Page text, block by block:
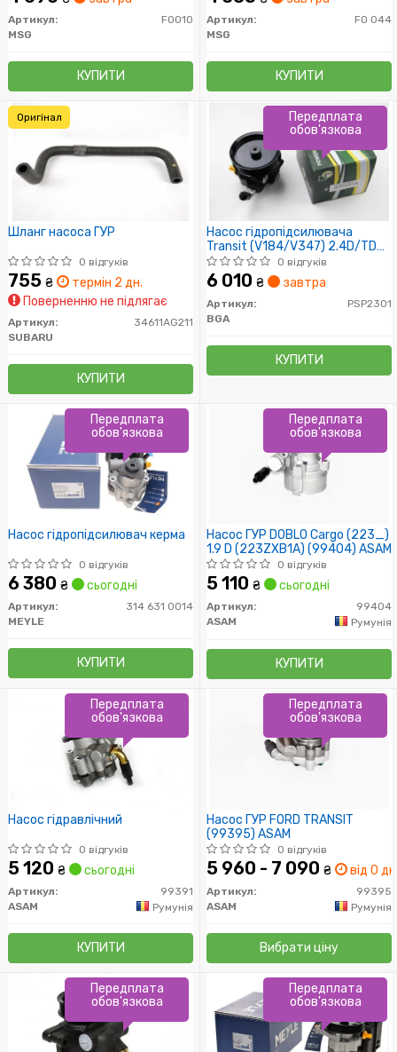
Артикул:
FO010
MSG
КУПИТИ
Артикул:
FO 044
MSG
КУПИТИ
Шланг насоса ГУР
0 відгуків
755 ₴
термін 2 дн.
Поверненню не підлягає
Артикул:
34611AG211
SUBARU
КУПИТИ
Оригінал
Насос гідропідсилювача
Transit (V184/V347) 2.4D/TDCi
00-
0 відгуків
6 010 ₴ завтра
Артикул:
PSP2301
BGA
КУПИТИ
Передплата
обов'язкова
Насос гідропідсилювач керма
0 відгуків
6 380 ₴ сьогодні
Артикул:
314 631 0014
MEYLE
КУПИТИ
Передплата
обов'язкова
Насос ГУР DOBLO Cargo (223_)
1.9 D (223ZXB1A) (99404) ASAM
0 відгуків
5 110 ₴ сьогодні
Артикул:
99404
ASAM
Румунія
КУПИТИ
Передплата
обов'язкова
Насос гідравлічний
0 відгуків
5 120 ₴ сьогодні
Артикул:
99391
ASAM
Румунія
КУПИТИ
Передплата
обов'язкова
Насос ГУР FORD TRANSIT
(99395) ASAM
0 відгуків
5 960 - 7 090 ₴ від 0
Артикул:
99395
ASAM
Румунія
Вибрати ціну
Передплата
обов'язкова
Передплата
обов'язкова
Передплата
обов'язкова